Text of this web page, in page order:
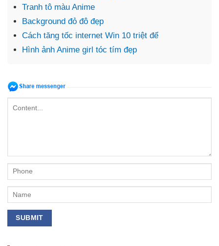
Tranh tô màu Anime
Background đỏ đô đẹp
Cách tăng tốc internet Win 10 triệt để
Hình ảnh Anime girl tóc tím đẹp